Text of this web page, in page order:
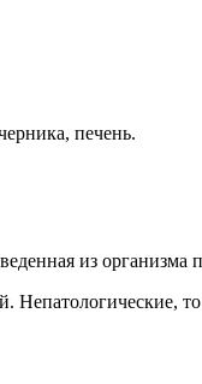
печень.
из организма
Непатологические,